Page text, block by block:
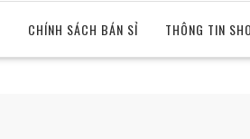
CHÍNH SÁCH BÁN SỈ THÔNG TIN